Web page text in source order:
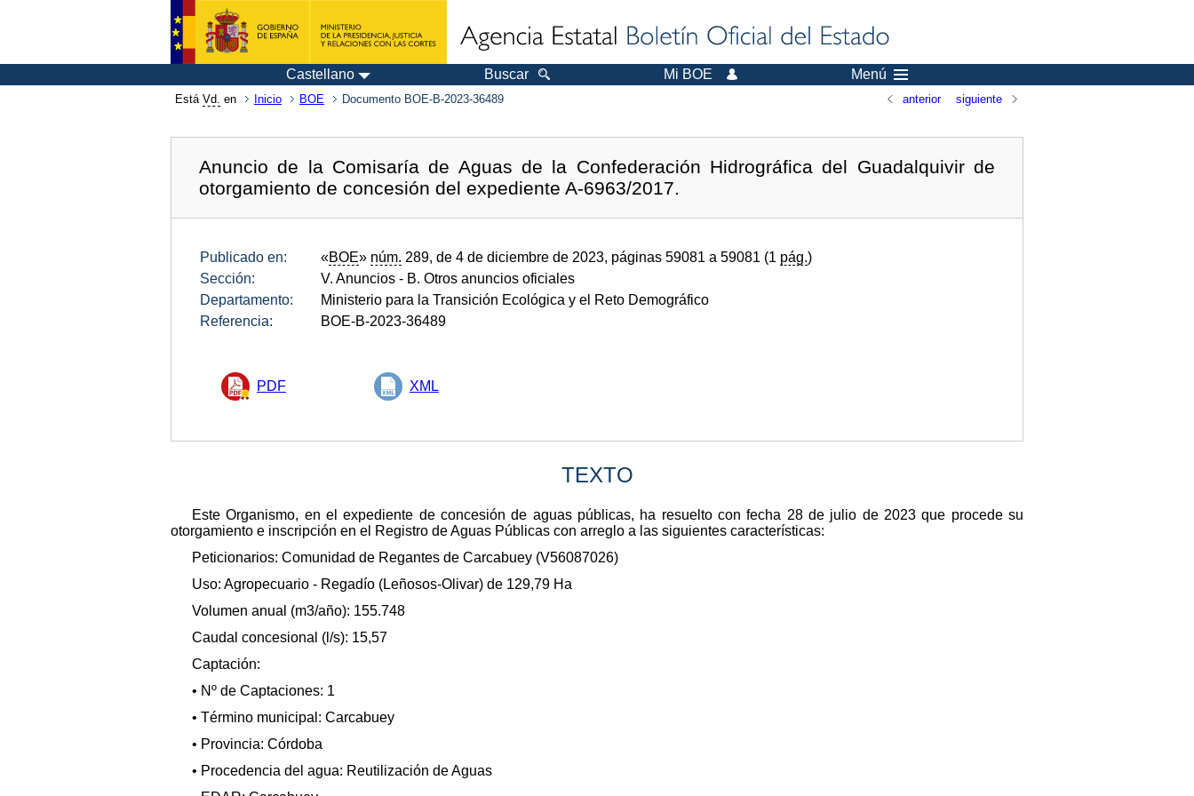
Castellano Buscar Mi BOE Menú
Está Vd. en Inicio BOE Documento BOE-B-2023-36489 anterior siguiente
Anuncio de la Comisaría de Aguas de la Confederación Hidrográfica del Guadalquivir de
otorgamiento de concesión del expediente A-6963/2017.
Publicado en: «BOE» núm. 289, de 4 de diciembre de 2023, páginas 59081 a 59081 (1 pág.)
Sección:
V. Anuncios - B. Otros anuncios oficiales
Departamento:
Ministerio para la Transición Ecológica y el Reto Demográfico
Referencia:
BOE-B-2023-36489
PDF XML
TEXTO
Este Organismo, en el expediente de concesión de aguas públicas, ha resuelto con fecha 28 de julio de 2023 que procede su
otorgamiento e inscripción en el Registro de Aguas Públicas con arreglo a las siguientes características:
Peticionarios: Comunidad de Regantes de Carcabuey (V56087026)
Uso: Agropecuario - Regadío (Leñosos-Olivar) de 129,79 Ha
Volumen anual (m3/año): 155.748
Caudal concesional (l/s): 15,57
Captación:
• Nº de Captaciones: 1
• Término municipal: Carcabuey
• Provincia: Córdoba
• Procedencia del agua: Reutilización de Aguas